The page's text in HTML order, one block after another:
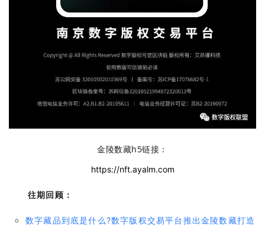
金陵数藏h5链接：
https://nft.ayalm.com
往期回顾：
数字藏品到底是什么?数字版权交易平台推出金陵数藏打造